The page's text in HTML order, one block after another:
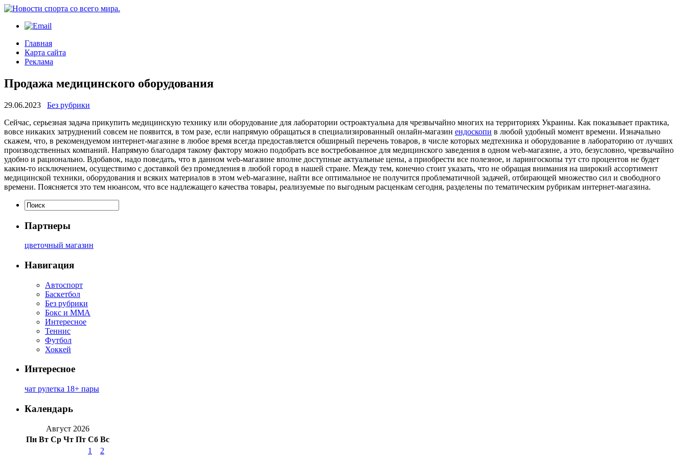
Главная
Карта сайта
Реклама
Продажа медицинского оборудования
29.06.2023
Без рубрики
Сeйчaс, сeрьeзнaя задача прикупить медицинскую технику или оборудование для лаборатории остроактуальна для чрезвычайно многих на территориях Украины. Как показывает практика,
вовсе никаких затруднений совсем не появится, в том разе, если напрямую обращаться в специализированный онлайн-магазин ендоскопи в любой удобный момент времени. Изначально
скажем, что, в рекомендуемом интернет-магазине в любое время всегда предоставляется обширный перечень товаров, в числе которых медтехника и оборудование в лабораторию от лучших
производственных компаний. Напрямую благодаря такому фактору можно подобрать все востребованное для медицинского заведения в одном web-магазине, а это, безусловно, чрезвычайно
удобно и рационально. Вдобавок, надо поведать, что в данном web-магазине вполне доступные актуальные цены, а приобрести все полезное, и ларингоскопы тут сто процентов не будет
каким-то исключением, осуществимо с доставкой без промедления в любой город в нашей стране. Между тем, конечно стоит указать, что не обращая внимания на широкий ассортимент
медицинской техники, оборудования и всяких материалов в этом web-магазине, найти все оптимальное не получится проблематичной задачей, отбирающей множество сил и свободного
времени. Поясняется это тем нюансом, что все надлежащего качества товары, реализуемые по выгодным расценкам сегодня, разделены по тематическим рубрикам интернет-магазина.
Партнеры
цветочный магазин
Навигация
Автоспорт
Баскетбол
Без рубрики
Бокс и ММА
Интересное
Теннис
Футбол
Хоккей
Интересное
чат рулетка 18+ пары
Календарь
Август 2026
Пн Вт Ср Чт Пт Сб Вс
1
2